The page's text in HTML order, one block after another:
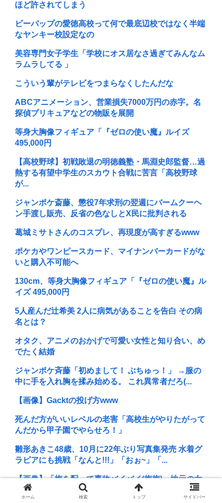
ほど許されてしまう
ビーバップの愛徳高校って何で最底辺校ではなく半端
なヤンキー校設定なの
美容専門女子学生「学校にオス居なさ過ぎてみんなム
ラムラしてる 」
こういう輩がテレビをつまらなくしたんだな
ABCアニメーション、営業損失7000万円の赤字。名
探偵プリキュアなどの物販を展開
等身大胸像フィギュア「『ゼロの使い魔』ルイズ
495,000円
【高校野球】初戦敗退の明徳義塾・馬淵史郎監督…過
熱する有望中学生のスカウト合戦に苦言「高校野球
が...
ジャンポケ斎藤、懲役7年求刑の翌週にバームクーヘ
ン手渡し販売、反省の色なしとX民に批判される
葛城ミサトさんのコスプレ、再現度が高すぎるwww
ポケカやワンピースカード、マイナンバーカードがな
いと購入不可能へ
130cm、等身大胸像フィギュア「『ゼロの使い魔』ル
イズ 495,000円
5人産んだ辻希美 2人に病気があることを告白 その病
名とは？
オタク、アニメのおかげで可愛い女性と知り合い、め
でたく結婚
ジャンポケ斉藤「初めまして！ ぶちゅっ！」 →服の
中に手を入れ胸を揉み始める。 これ異常者だろ(...
【画像】Gacktの投げ方www
死んだ方がいいレベルの老害「高校生がやりたがって
んだから甲子園でやらせろ！」
雛形あきこ48歳、10月に22年ぶり写真集発売 水着グ
ラビアにも挑戦「なんと!!!」「おぉ~」「...
【画像】「梅を配って事故バイバイ(梅梅)」地元の女
子高生がドライバーに梅を配って安全運転を呼びか...
ホーム 検索 トップ サイドバー